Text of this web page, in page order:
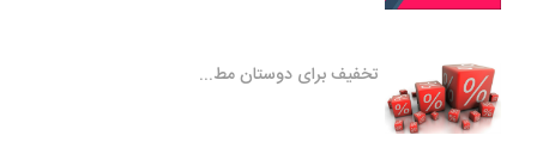
تخفیف برای دوستان مط...